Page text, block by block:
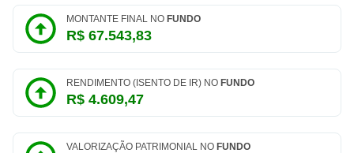
MONTANTE FINAL NO FUNDO
R$ 67.543,83
RENDIMENTO (ISENTO DE IR) NO FUNDO
R$ 4.609,47
VALORIZAÇÃO PATRIMONIAL NO FUNDO